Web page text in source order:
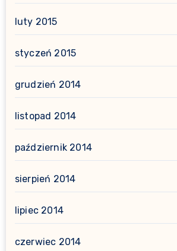
luty 2015
styczeń 2015
grudzień 2014
listopad 2014
październik 2014
sierpień 2014
lipiec 2014
czerwiec 2014